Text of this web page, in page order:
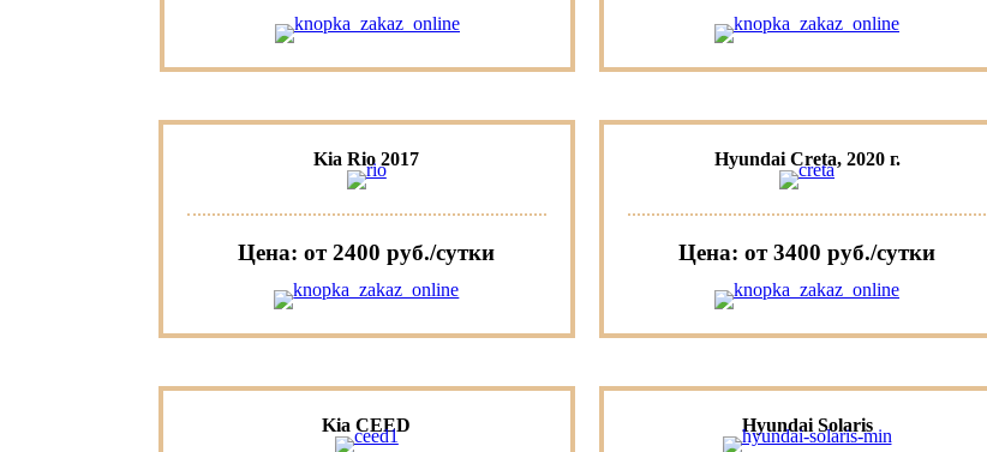
Kia Rio 2017
Цена: от 2400 руб./сутки
Hyundai Creta, 2020 г.
Цена: от 3400 руб./сутки
Kia CEED Hyundai Solaris